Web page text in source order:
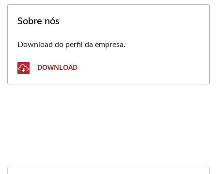
Sobre nós
Download do perfil da empresa.
DOWNLOAD